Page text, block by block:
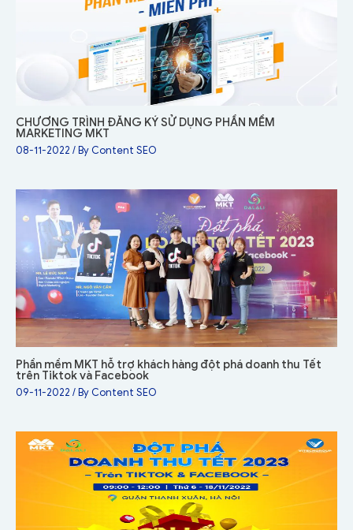
CHƯƠNG TRÌNH ĐĂNG KÝ SỬ DỤNG PHẦN MỀM
MARKETING MKT
08-11-2022 / By Content SEO
Phần mềm MKT hỗ trợ khách hàng đột phá doanh thu Tết
trên Tiktok và Facebook
09-11-2022 / By Content SEO